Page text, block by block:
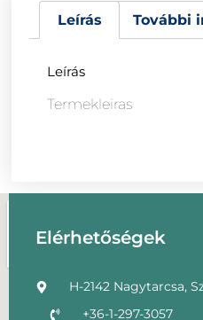
Leírás További
Leírás
Termekleiras
Elérhetőségek
H-2142 Nagytarcsa,
+36-1-297-3057